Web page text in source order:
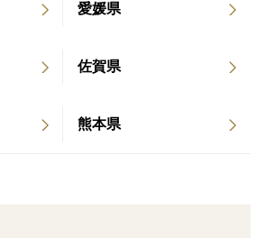
心の注意を払っておりますが 、配送
の上ご購入ください 。
愛媛県
佐賀県
熊本県